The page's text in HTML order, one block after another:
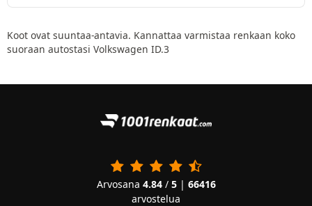
Koot ovat suuntaa-antavia. Kannattaa varmistaa renkaan koko
suoraan autostasi Volkswagen ID.3
Arvosana 4.84/ 5| 66416
arvostelua